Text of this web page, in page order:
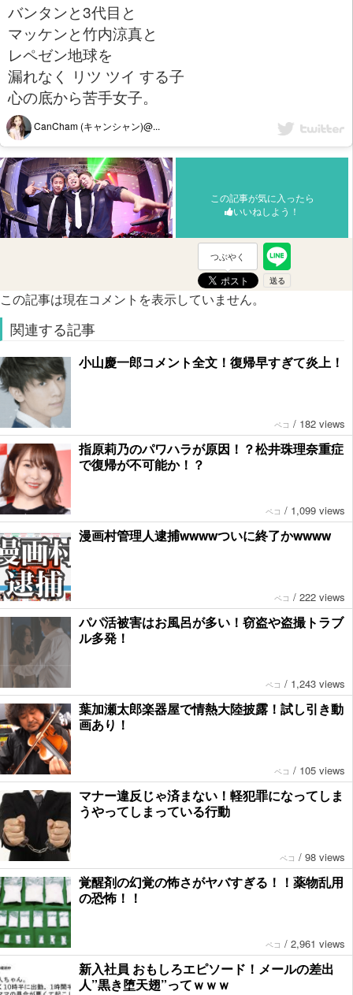
バンタンと3代目と
マッケンと竹内涼真と
レペゼン地球を
漏れなく リツ ツイ する子
心の底から苦手女子。
CanCham (キャンシャン)@...
この記事が気に入ったら
いいねしよう！
つぶやく
この記事は現在コメントを表示していません。
関連する記事
小山慶一郎コメント全文！復帰早すぎて炎上！
ペコ / 182 views
指原莉乃のパワハラが原因！？松井珠理奈重症
で復帰が不可能か！？
ペコ / 1,099 views
漫画村管理人逮捕wwwwついに終了かwwww
ペコ / 222 views
パパ活被害はお風呂が多い！窃盗や盗撮トラブ
ル多発！
ペコ / 1,243 views
葉加瀬太郎楽器屋で情熱大陸披露！試し引き動
画あり！
ペコ / 105 views
マナー違反じゃ済まない！軽犯罪になってしま
うやってしまっている行動
ペコ / 98 views
覚醒剤の幻覚の怖さがヤバすぎる！！薬物乱用
の恐怖！！
ペコ / 2,961 views
新入社員 おもしろエピソード！メールの差出
人”黒き堕天翅”ってｗｗｗ